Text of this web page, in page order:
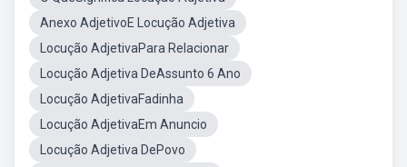
Anexo AdjetivoE Locução Adjetiva
Locução AdjetivaPara Relacionar
Locução Adjetiva DeAssunto 6 Ano
Locução AdjetivaFadinha
Locução AdjetivaEm Anuncio
Locução Adjetiva DePovo